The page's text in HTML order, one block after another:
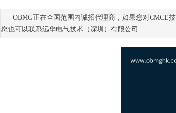
OBMG正在全国范围内诚招代理商，如果您对CMCE
您也可以联系远华电气技术（深圳）有限公司